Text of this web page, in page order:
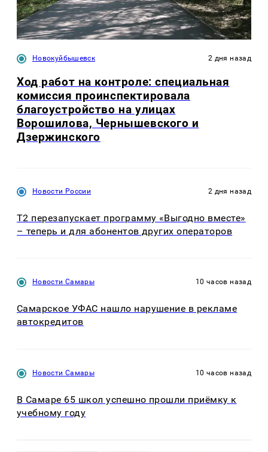
Новокуйбышевск 2 дня назад
Ход работ на контроле: специальная
комиссия проинспектировала
благоустройство на улицах
Ворошилова, Чернышевского и
Дзержинского
Новости России 2 дня назад
Т2 перезапускает программу «Выгодно вместе»
– теперь и для абонентов других операторов
Новости Самары 10 часов назад
Самарское УФАС нашло нарушение в рекламе
автокредитов
Новости Самары 10 часов назад
В Самаре 65 школ успешно прошли приёмку к
учебному году